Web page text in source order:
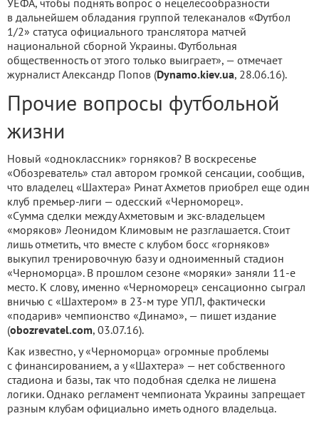
в дальнейшем обладания группой телеканалов «Футбол
1/2» статуса официального транслятора матчей
национальной сборной Украины. Футбольная
общественность от этого только выиграет», — отмечает
журналист Александр Попов (Dynamo.kiev.ua, 28.06.16).
Прочие вопросы футбольной
жизни
Новый «одноклассник» горняков? В воскресенье
«Обозреватель» стал автором громкой сенсации, сообщив,
что владелец «Шахтера» Ринат Ахметов приобрел еще один
клуб премьер-лиги — одесский «Черноморец».
«Сумма сделки между Ахметовым и экс-владельцем
«моряков» Леонидом Климовым не разглашается. Стоит
лишь отметить, что вместе с клубом босс «горняков»
выкупил тренировочную базу и одноименный стадион
«Черноморца». В прошлом сезоне «моряки» заняли 11-е
место. К слову, именно «Черноморец» сенсационно сыграл
вничью с «Шахтером» в 23-м туре УПЛ, фактически
«подарив» чемпионство «Динамо», — пишет издание
(obozrevatel.com, 03.07.16).
Как известно, у «Черноморца» огромные проблемы
с финансированием, а у «Шахтера» — нет собственного
стадиона и базы, так что подобная сделка не лишена
логики. Однако регламент чемпионата Украины запрещает
разным клубам официально иметь одного владельца.